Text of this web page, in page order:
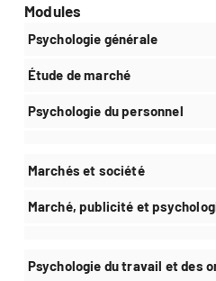
Modules
Psychologie générale
Étude de marché
Psychologie du personnel
Marchés et société
Marché, publicité et
Psychologie du travail et des